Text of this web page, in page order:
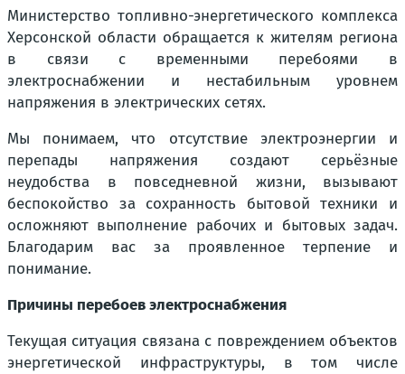
Министерство топливно-энергетического комплекса
Херсонской области обращается к жителям региона
в связи с временными перебоями в
электроснабжении и нестабильным уровнем
напряжения в электрических сетях.
Мы понимаем, что отсутствие электроэнергии и
перепады напряжения создают серьёзные
неудобства в повседневной жизни, вызывают
беспокойство за сохранность бытовой техники и
осложняют выполнение рабочих и бытовых задач.
Благодарим вас за проявленное терпение и
понимание.
Причины перебоев электроснабжения
Текущая ситуация связана с повреждением объектов
энергетической инфраструктуры, в том числе